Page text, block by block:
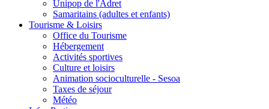
Unipop de l'Adret
Samaritains (adultes et enfants)
Tourisme & Loisirs
Office du Tourisme
Hébergement
Activités sportives
Culture et loisirs
Animation socioculturelle - Sesoa
Taxes de séjour
Météo